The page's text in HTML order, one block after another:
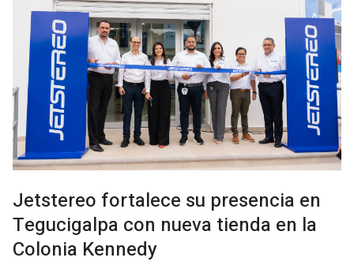
Jetstereo fortalece su presencia en
Tegucigalpa con nueva tienda en la
Colonia Kennedy